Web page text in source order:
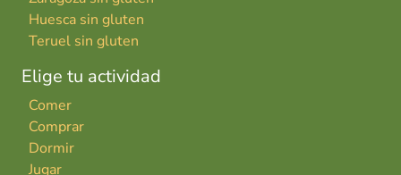
Huesca sin gluten
Teruel sin gluten
Elige tu actividad
Comer
Comprar
Dormir
Jugar